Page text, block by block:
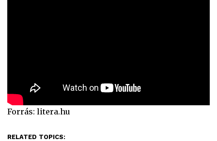
Forrás: litera.hu
RELATED TOPICS: